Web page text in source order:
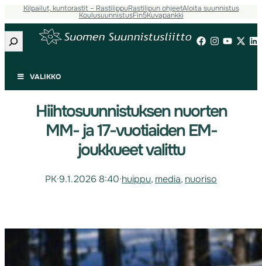
Kilpailut, kuntorastit – RastilippuRastilipun ohjeetAloita suunnistus
KoulusuunnistusFin5Kuvapankki
Etsi
VALIKKO
Hiihtosuunnistuksen nuorten
MM- ja 17-vuotiaiden EM-
joukkueet valittu
PK·9.1.2026 8:40·huippu, media, nuoriso